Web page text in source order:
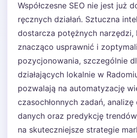
Współczesne SEO nie jest już
ręcznych działań. Sztuczna
dostarcza potężnych narzędzi,
znacząco usprawnić i
pozycjonowania, szczególnie
działających lokalnie w
pozwalają na automatyzację
czasochłonnych zadań,
danych oraz predykcję
na skuteczniejsze strategie